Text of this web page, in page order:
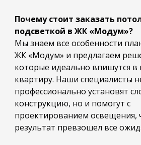
Почему стоит заказать
подсветкой в ЖК «Модум»?
Мы знаем все особенности
ЖК «Модум» и предлагаем
которые идеально впишутся в
квартиру. Наши специалисты
профессионально установят
конструкцию, но и помогут с
проектированием освещения,
результат превзошел все